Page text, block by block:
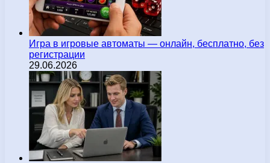
Игра в игровые автоматы — онлайн, бесплатно, без
регистрации
29.06.2026